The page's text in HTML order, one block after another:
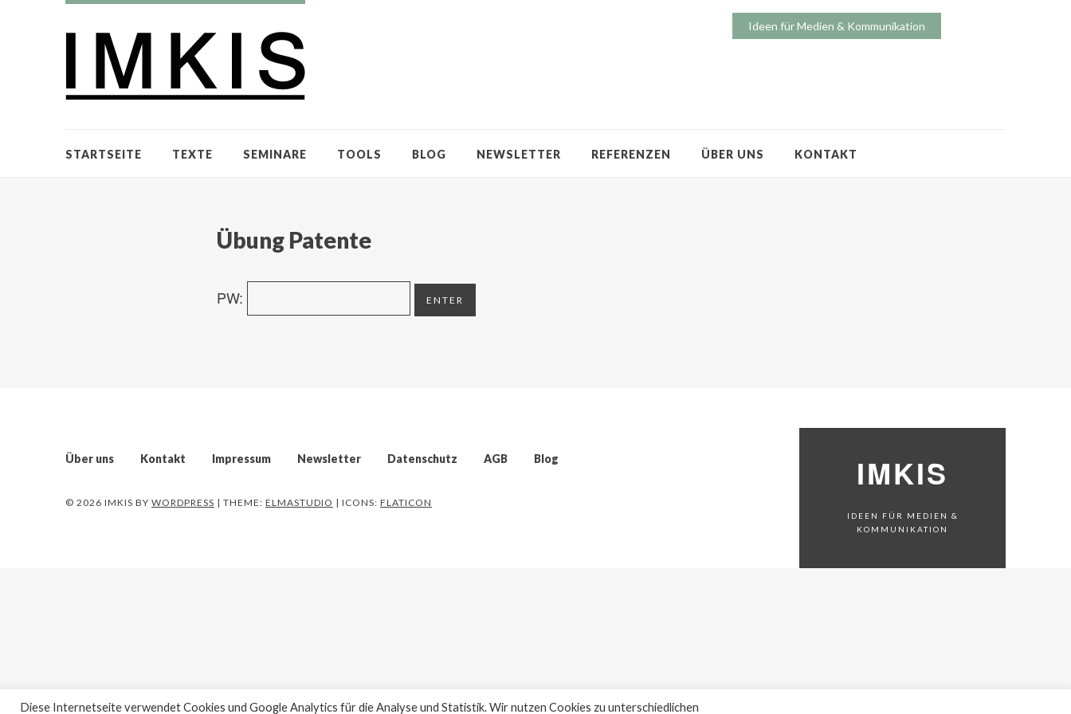
Ideen für Medien & Kommunikation
STARTSEITE TEXTE SEMINARE TOOLS BLOG NEWSLETTER REFERENZEN ÜBER UNS KONTAKT
Übung Patente
PW:
Über uns Kontakt Impressum Newsletter Datenschutz AGB Blog
© 2026 IMKIS BY WORDPRESS | THEME: ELMASTUDIO | ICONS: FLATICON
IMKIS
IDEEN FÜR MEDIEN &
KOMMUNIKATION
Diese Internetseite verwendet Cookies und Google Analytics für die Analyse und Statistik. Wir nutzen Cookies zu unterschiedlichen